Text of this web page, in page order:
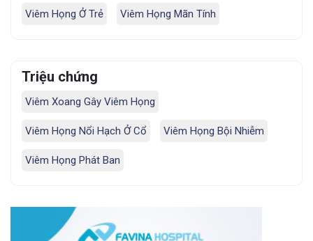
Viêm Họng Ở Trẻ Viêm Họng Mãn Tính
Triệu chứng
Viêm Xoang Gây Viêm Họng
Viêm Họng Nổi Hạch Ở Cổ Viêm Họng Bội Nhiễm
Viêm Họng Phát Ban